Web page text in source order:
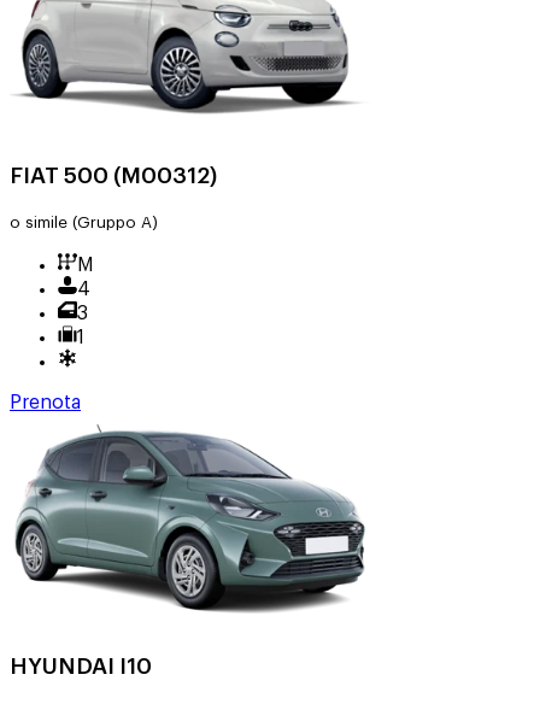
FIAT 500 (M00312)
o simile (Gruppo A)
M
4
3
1
Prenota
HYUNDAI I10